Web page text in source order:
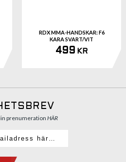
RDX MMA-HANDSKAR: F6
KARA SVART/VIT
499 KR
prenumeration HÄR